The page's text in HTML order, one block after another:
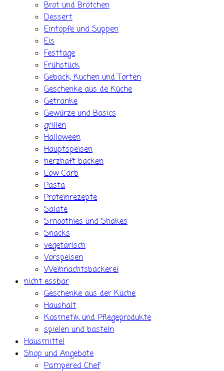
Brot und Brötchen
Dessert
Eintöpfe und Suppen
Eis
Festtage
Frühstück
Gebäck, Kuchen und Torten
Geschenke aus de Küche
Getränke
Gewürze und Basics
grillen
Halloween
Hauptspeisen
herzhaft backen
Low Carb
Pasta
Proteinrezepte
Salate
Smoothies und Shakes
Snacks
vegetarisch
Vorspeisen
Weihnachtsbäckerei
nicht essbar
Geschenke aus der Küche
Haushalt
Kosmetik und Pflegeprodukte
spielen und basteln
Hausmittel
Shop und Angebote
Pampered Chef